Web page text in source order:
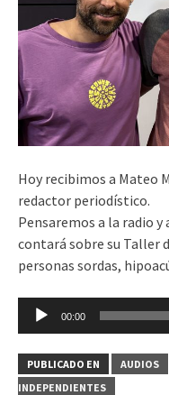
Hoy recibimos a Mateo
redactor periodístico.
Pensaremos a la radio
contará sobre su Taller
personas sordas,
Reproductor
audio
00:00
PUBLICADO EN AUDIOS
INDEPENDIENTES